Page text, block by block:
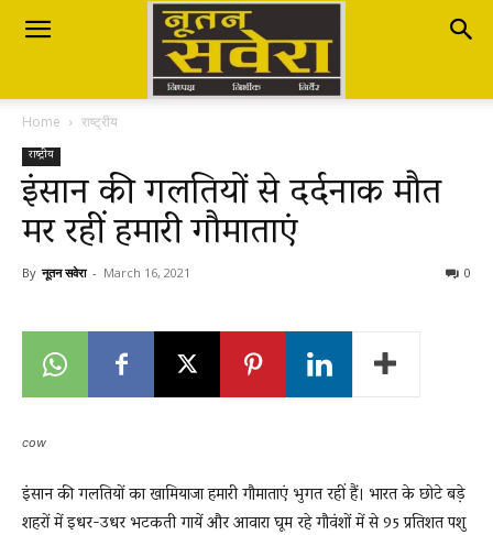
Nutan
Savera
नूतन
Breaking
Home राष्ट्रीय
राष्ट्रीय
इंसान की गलतियों से दर्दनाक मौत
मर रहीं हमारी गौमाताएं
By नूतन सवेरा - March 16, 2021 0
cow
इंसान की गलतियों का खामियाजा हमारी गौमाताएं भुगत रहीं हैं। भारत के छोटे बड़े
शहरों में इधर-उधर भटकती गायें और आवारा घूम रहे गौवंशों में से 95 प्रतिशत पशु